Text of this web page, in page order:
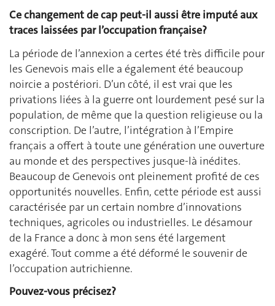
Ce changement de cap peut-il aussi être imputé aux
traces laissées par l’occupation française?
La période de l’annexion a certes été très difficile pour
les Genevois mais elle a également été beaucoup
noircie a postériori. D’un côté, il est vrai que les
privations liées à la guerre ont lourdement pesé sur la
population, de même que la question religieuse ou la
conscription. De l’autre, l’intégration à l’Empire
français a offert à toute une génération une ouverture
au monde et des perspectives jusque-là inédites.
Beaucoup de Genevois ont pleinement profité de ces
opportunités nouvelles. Enfin, cette période est aussi
caractérisée par un certain nombre d’innovations
techniques, agricoles ou industrielles. Le désamour
de la France a donc à mon sens été largement
exagéré. Tout comme a été déformé le souvenir de
l’occupation autrichienne.
Pouvez-vous précisez?